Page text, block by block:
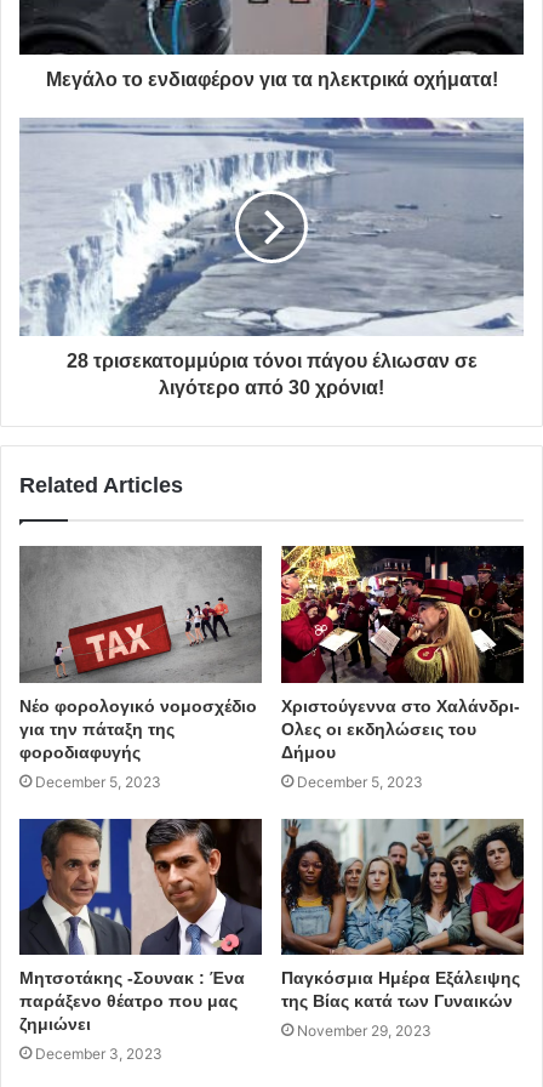
ανταμώσουμε την
επόμενη χρονιά στον κήπο μας.”
covid-19 κορονοϊός ακύρωση
πολιτιστικές συναντήσεις Αλέκος
Κοντόπουλος
Μεγάλο το ενδιαφέρον για τα ηλεκτρικά οχήματα!
28 τρισεκατομμύρια τόνοι πάγου έλιωσαν σε
λιγότερο από 30 χρόνια!
Related Articles
Νέο φορολογικό νομοσχέδιο
για την πάταξη της
φοροδιαφυγής
December 5, 2023
Χριστούγεννα στο Χαλάνδρι-
Ολες οι εκδηλώσεις του
Δήμου
December 5, 2023
Μητσοτάκης -Σουνακ : Ένα
παράξενο θέατρο που μας
ζημιώνει
December 3, 2023
Παγκόσμια Ημέρα Εξάλειψης
της Βίας κατά των Γυναικών
November 29, 2023